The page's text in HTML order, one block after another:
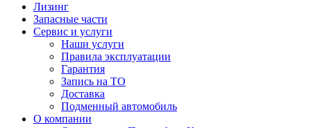
Лизинг
Запасные части
Сервис и услуги
Наши услуги
Правила эксплуатации
Гарантия
Запись на ТО
Доставка
Подменный автомобиль
О компании